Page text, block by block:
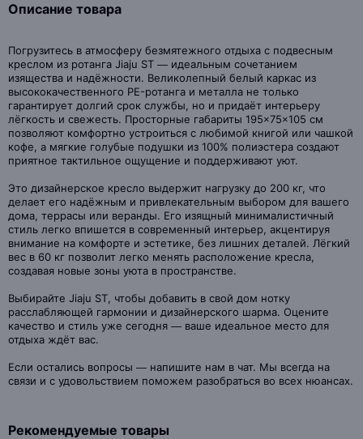
Описание товара
Погрузитесь в атмосферу безмятежного отдыха с подвесным
креслом из ротанга Jiaju ST — идеальным сочетанием
изящества и надёжности. Великолепный белый каркас из
высококачественного PE-ротанга и металла не только
гарантирует долгий срок службы, но и придаёт интерьеру
лёгкость и свежесть. Просторные габариты 195×75×105 см
позволяют комфортно устроиться с любимой книгой или чашкой
кофе, а мягкие голубые подушки из 100% полиэстера создают
приятное тактильное ощущение и поддерживают уют.
Это дизайнерское кресло выдержит нагрузку до 200 кг, что
делает его надёжным и привлекательным выбором для вашего
дома, террасы или веранды. Его изящный минималистичный
стиль легко впишется в современный интерьер, акцентируя
внимание на комфорте и эстетике, без лишних деталей. Лёгкий
вес в 60 кг позволит легко менять расположение кресла,
создавая новые зоны уюта в пространстве.
Выбирайте Jiaju ST, чтобы добавить в свой дом нотку
расслабляющей гармонии и дизайнерского шарма. Оцените
качество и стиль уже сегодня — ваше идеальное место для
отдыха ждёт вас.
Если остались вопросы — напишите нам в чат. Мы всегда на
связи и с удовольствием поможем разобраться во всех нюансах.
Рекомендуемые товары